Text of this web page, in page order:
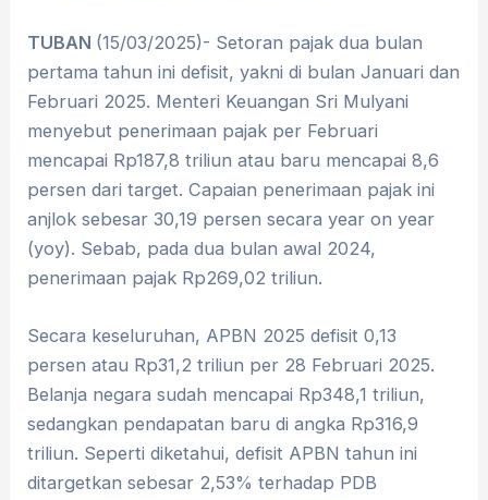
TUBAN (15/03/2025)- Setoran pajak dua bulan
pertama tahun ini defisit, yakni di bulan Januari dan
Februari 2025. Menteri Keuangan Sri Mulyani
menyebut penerimaan pajak per Februari
mencapai Rp187,8 triliun atau baru mencapai 8,6
persen dari target. Capaian penerimaan pajak ini
anjlok sebesar 30,19 persen secara year on year
(yoy). Sebab, pada dua bulan awal 2024,
penerimaan pajak Rp269,02 triliun.
Secara keseluruhan, APBN 2025 defisit 0,13
persen atau Rp31,2 triliun per 28 Februari 2025.
Belanja negara sudah mencapai Rp348,1 triliun,
sedangkan pendapatan baru di angka Rp316,9
triliun. Seperti diketahui, defisit APBN tahun ini
ditargetkan sebesar 2,53% terhadap PDB